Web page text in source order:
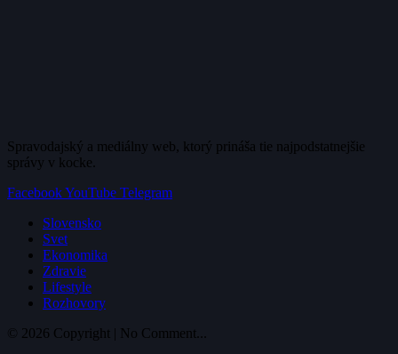
Spravodajský a mediálny web, ktorý prináša tie najpodstatnejšie
správy v kocke.
FacebookYouTube Telegram
Slovensko
Svet
Ekonomika
Zdravie
Lifestyle
Rozhovory
© 2026 Copyright | No Comment...